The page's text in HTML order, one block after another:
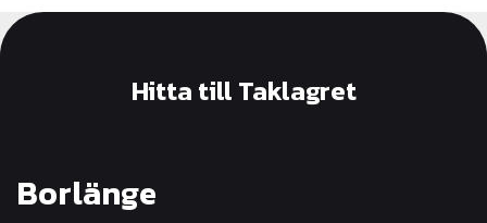
Hitta till Taklagret
Borlänge